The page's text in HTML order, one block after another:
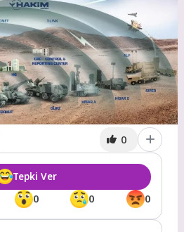
0
0 0 0
Tepki Ver